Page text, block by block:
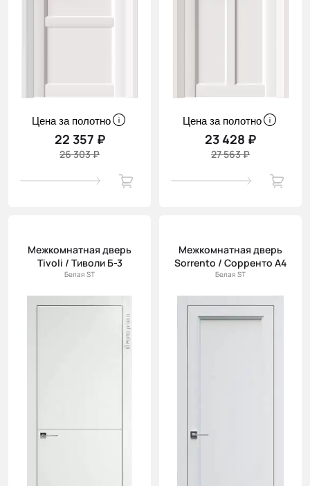
Цена за полотно
22 357 ₽
26 303 ₽
Цена за полотно
23 428 ₽
27 563 ₽
Межкомнатная дверь
Tivoli / Тиволи Б-3
Белая ST
Межкомнатная дверь
Sorrento / Сорренто А4
Белая ST